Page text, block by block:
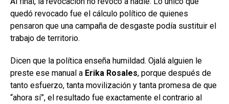
quedó revocado fue el cálculo político de quienes
pensaron que una campaña de desgaste podía sustituir el
trabajo de territorio.
Dicen que la política enseña humildad. Ojalá alguien le
preste ese manual a Erika Rosales, porque después de
tanto esfuerzo, tanta movilización y tanta promesa de que
“ahora sí”, el resultado fue exactamente el contrario al